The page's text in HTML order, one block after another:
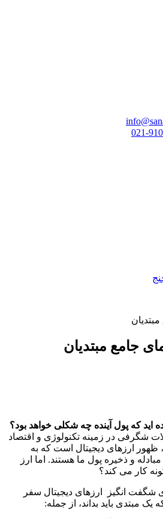
جامع مبتدیان
اید که پول آینده چه شکلی خواهد بود؟
شگرفی در زمینه تکنولوژی و اقتصاد
ظهور ارزهای دیجیتال است که به
و ذخیره پول ما هستند. اما ارز
کار می کند؟
شگفت انگیز ارزهای دیجیتال سفر
مبتدی باید بداند، از جمله: